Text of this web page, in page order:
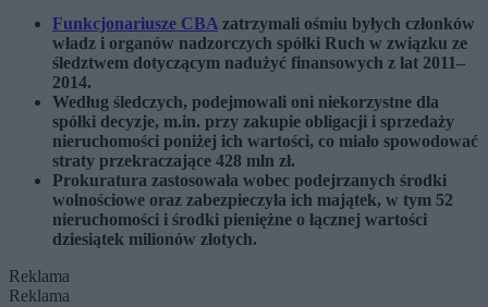
Funkcjonariusze CBA zatrzymali ośmiu byłych członków
władz i organów nadzorczych spółki Ruch w związku ze
śledztwem dotyczącym nadużyć finansowych z lat 2011–
2014.
Według śledczych, podejmowali oni niekorzystne dla
spółki decyzje, m.in. przy zakupie obligacji i sprzedaży
nieruchomości poniżej ich wartości, co miało spowodować
straty przekraczające 428 mln zł.
Prokuratura zastosowała wobec podejrzanych środki
wolnościowe oraz zabezpieczyła ich majątek, w tym 52
nieruchomości i środki pieniężne o łącznej wartości
dziesiątek milionów złotych.
Reklama
Reklama